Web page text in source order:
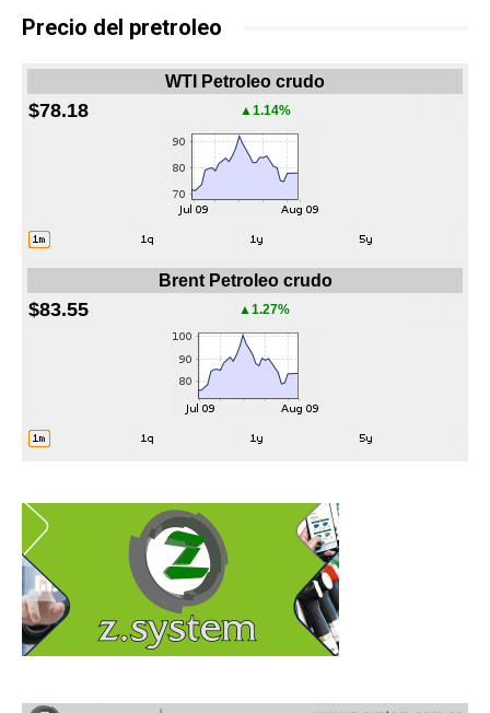
Precio del pretroleo
WTI Petroleo crudo
$78.18 ▲1.14%
Brent Petroleo crudo
$83.55 ▲1.27%